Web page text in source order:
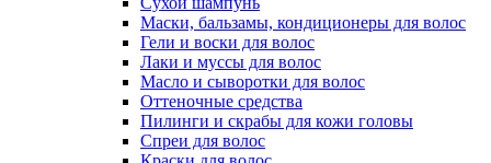
Маски, бальзамы, кондиционеры для волос
Гели и воски для волос
Лаки и муссы для волос
Масло и сыворотки для волос
Оттеночные средства
Пилинги и скрабы для кожи головы
Спреи для волос